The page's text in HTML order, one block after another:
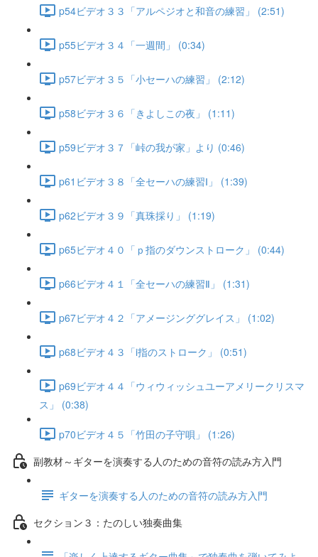
p54ビデオ３３「アルペジオと和音の練習」 (2:51)
p55ビデオ３４「一週間」 (0:34)
p57ビデオ３５「小セーハの練習」 (2:12)
p58ビデオ３６「きよしこの夜」 (1:11)
p59ビデオ３７「峠の我が家」より (0:46)
p61ビデオ３８「全セーハの練習Ⅰ」 (1:39)
p62ビデオ３９「真珠採り」 (1:19)
p65ビデオ４０「ｐ指のダウンストローク」 (0:44)
p66ビデオ４１「全セーハの練習Ⅱ」 (1:31)
p67ビデオ４２「アメージンググレイス」 (1:02)
p68ビデオ４３「i指のストローク」 (0:51)
p69ビデオ４４「ウィウィッシュユーアメリークリスマ
ス」 (0:38)
p70ビデオ４５「竹田の子守唄」 (1:26)
副教材～ギターを演奏する人のための音符の読み方入門
ギターを演奏する人のための音符の読み方入門
セクション３：たのしい独奏曲集